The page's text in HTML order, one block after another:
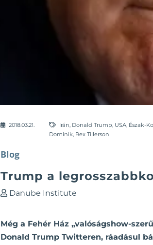
2018.03.21. Irán Donald Trump USA Észak-
Dominik Rex Tillerson
Blog
Trump a
Danube Institute
Még a Fehér Ház „valóságshow-
Donald Trump Twitteren, ráadásul